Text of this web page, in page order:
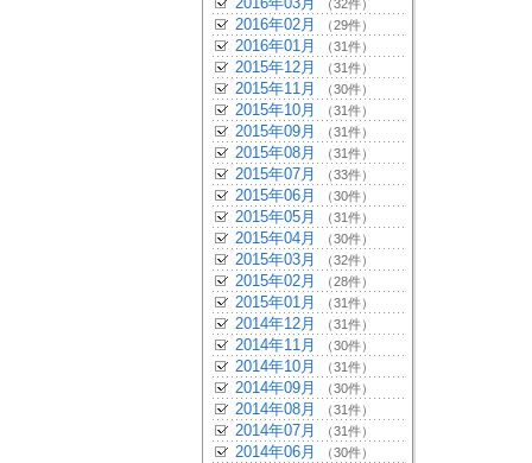
（32件）
2016年02月 （29件）
2016年01月 （31件）
2015年12月 （31件）
2015年11月 （30件）
2015年10月 （31件）
2015年09月 （31件）
2015年08月 （31件）
2015年07月 （33件）
2015年06月 （30件）
2015年05月 （31件）
2015年04月 （30件）
2015年03月 （32件）
2015年02月 （28件）
2015年01月 （31件）
2014年12月 （31件）
2014年11月 （30件）
2014年10月 （31件）
2014年09月 （30件）
2014年08月 （31件）
2014年07月 （31件）
2014年06月 （30件）